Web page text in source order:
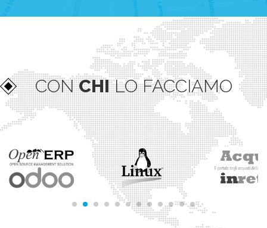
CONCHILO FACCIAMO